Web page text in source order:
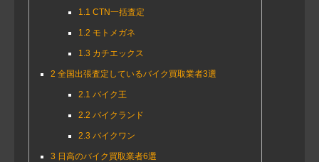
1.1 CTN一括査定
1.2 モトメガネ
1.3 カチエックス
2 全国出張査定しているバイク買取業者3選
2.1 バイク王
2.2 バイクランド
2.3 バイクワン
3 日高のバイク買取業者6選